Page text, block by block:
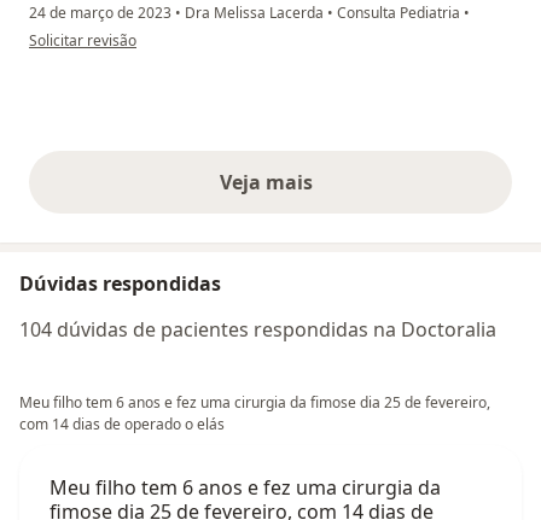
24 de março de 2023 • Dra Melissa Lacerda • Consulta Pediatria •
na opinião do utilizador Érica
Solicitar revisão
Veja maisopiniões acima
Dúvidas respondidas
104 dúvidas de pacientes respondidas na Doctoralia
Meu filho tem 6 anos e fez uma cirurgia da fimose dia 25 de fevereiro,
com 14 dias de operado o elás
Meu filho tem 6 anos e fez uma cirurgia da
fimose dia 25 de fevereiro, com 14 dias de